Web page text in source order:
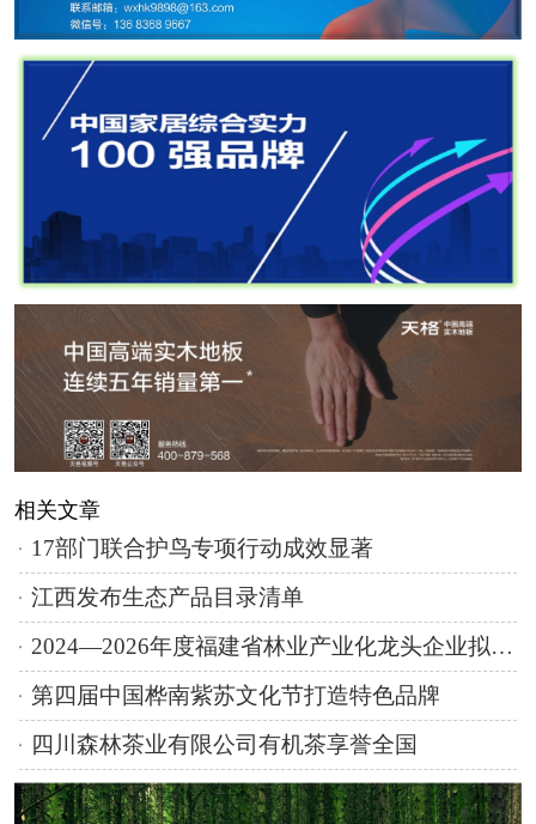
相关文章
17部门联合护鸟专项行动成效显著
江西发布生态产品目录清单
2024—2026年度福建省林业产业化龙头企业拟认定名单公示
第四届中国桦南紫苏文化节打造特色品牌
四川森林茶业有限公司有机茶享誉全国